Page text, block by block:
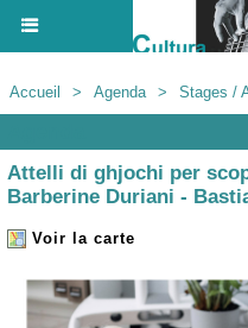
Accueil > Agenda > Stages /
Attelli di ghjochi per
Barberine Duriani -
Voir la carte